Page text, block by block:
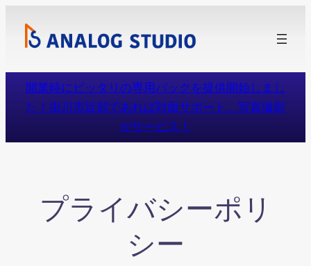
ス
開業時にピッタリの専用パックを提供開始しまし
た！掛川市近郊であれば対面サポート、写真撮影
がサービス！
プライバシーポリ
シー